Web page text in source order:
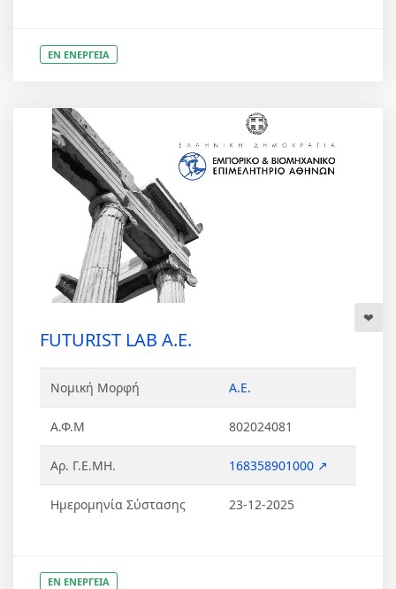
ΕΝ ΕΝΕΡΓΕΙΑ
FUTURIST LAB Α.Ε.
Νομική Μορφή Α.Ε.
Α.Φ.Μ 802024081
Αρ. Γ.Ε.ΜΗ. 168358901000 ↗
Ημερομηνία Σύστασης 23-12-2025
ΕΝ ΕΝΕΡΓΕΙΑ